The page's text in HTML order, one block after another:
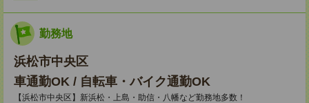
勤務地
浜松市中央区
車通勤OK / 自転車・バイク通勤OK
【浜松市中央区】新浜松・上島・助信・八幡など勤務地多数！